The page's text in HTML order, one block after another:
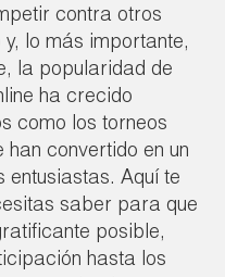
contra otros
lo más importante,
la popularidad de
ha crecido
como los torneos
convertido en un
entusiastas. Aquí te
saber para que
posible,
hasta los